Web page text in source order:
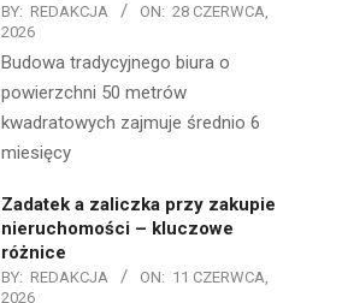
BY: REDAKCJA ON: 28 CZERWCA,
2026
Budowa tradycyjnego biura o
powierzchni 50 metrów
kwadratowych zajmuje średnio 6
miesięcy
Zadatek a zaliczka przy zakupie
nieruchomości – kluczowe
różnice
BY: REDAKCJA ON: 11 CZERWCA,
2026